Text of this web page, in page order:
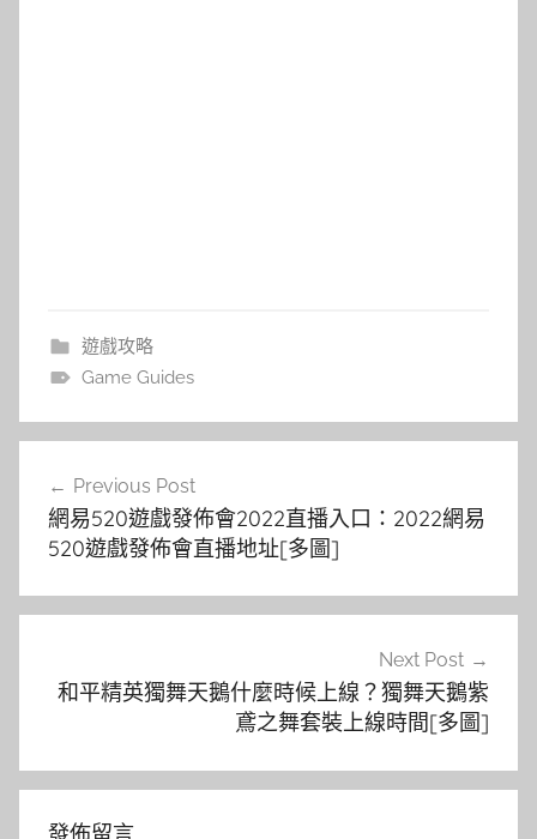
遊戲攻略
Game Guides
覽
Previous Post
網易520遊戲發佈會2022直播入口：2022網易
520遊戲發佈會直播地址[多圖]
Next Post
和平精英獨舞天鵝什麼時候上線？獨舞天鵝紫
鳶之舞套裝上線時間[多圖]
發佈留言